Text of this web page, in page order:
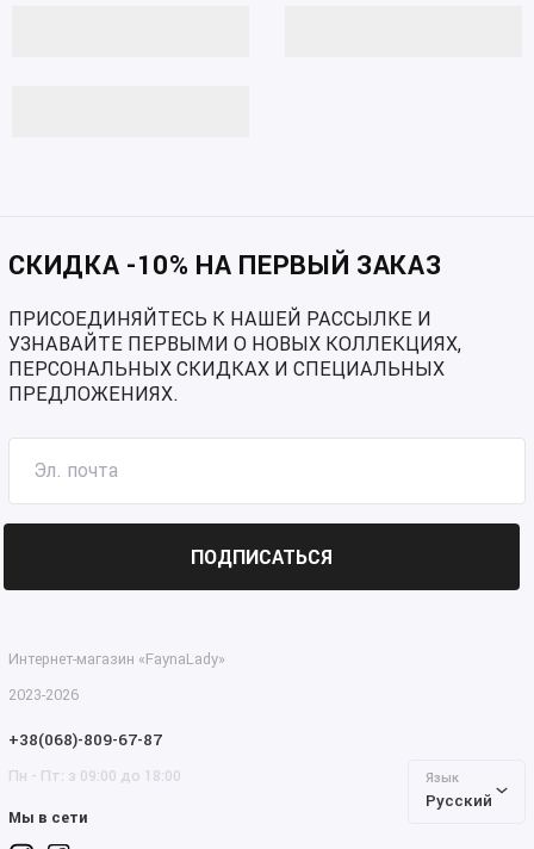
СКИДКА -10% НА ПЕРВЫЙ ЗАКАЗ
ПРИСОЕДИНЯЙТЕСЬ К НАШЕЙ РАССЫЛКЕ И
УЗНАВАЙТЕ ПЕРВЫМИ О НОВЫХ КОЛЛЕКЦИЯХ,
ПЕРСОНАЛЬНЫХ СКИДКАХ И СПЕЦИАЛЬНЫХ
ПРЕДЛОЖЕНИЯХ.
ПОДПИСАТЬСЯ
Интернет-магазин «FaynaLady»
2023-2026
+38(068)-809-67-87
Пн - Пт: з 09:00 до 18:00
Мы в сети
Язык
Русский